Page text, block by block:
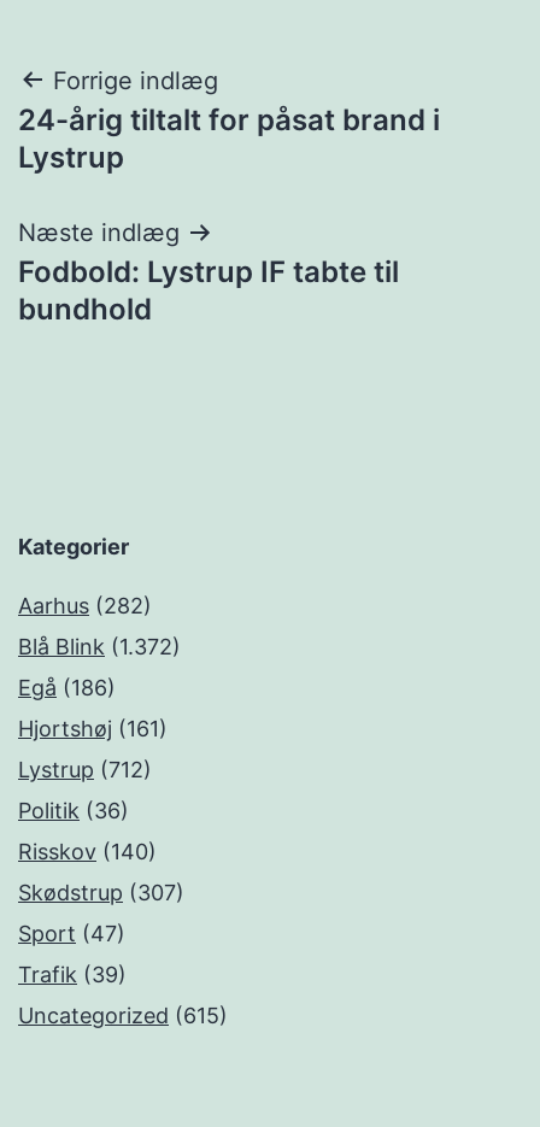
Indlægsnavigation
Forrige indlæg
24-årig tiltalt for påsat brand i
Lystrup
Næste indlæg
Fodbold: Lystrup IF tabte til
bundhold
Kategorier
Aarhus (282)
Blå Blink (1.372)
Egå (186)
Hjortshøj (161)
Lystrup (712)
Politik (36)
Risskov (140)
Skødstrup (307)
Sport (47)
Trafik (39)
Uncategorized (615)